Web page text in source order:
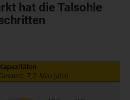
hat die Talsohle